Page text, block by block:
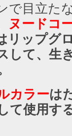
で目立た
ヌードコ
リップグ
して、生
カラーは
て使用す